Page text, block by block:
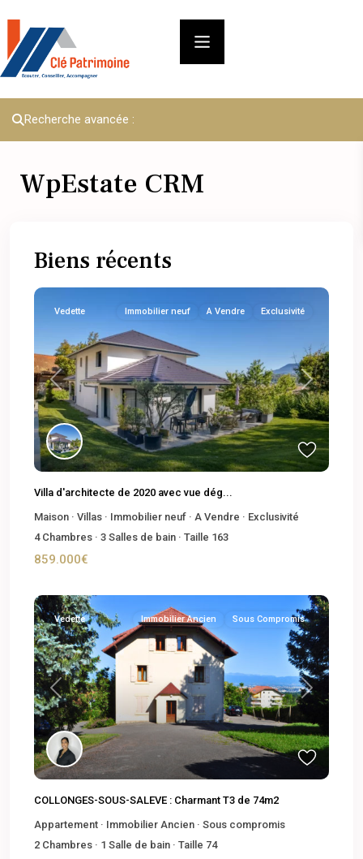
Recherche avancée :
WpEstate CRM
Biens récents
Previous Next
Vedette Immobilier neuf A Vendre Exclusivité
Villa d'architecte de 2020 avec vue dég...
Maison · Villas · Immobilier neuf · A Vendre · Exclusivité
4Chambres · 3 Salles de bain · Taille 163
859.000€
Previous Next
Vedette Immobilier Ancien Sous Compromis
COLLONGES-SOUS-SALEVE : Charmant T3 de 74m2
Appartement · Immobilier Ancien · Sous compromis
2 Chambres · 1 Salle de bain · Taille 74